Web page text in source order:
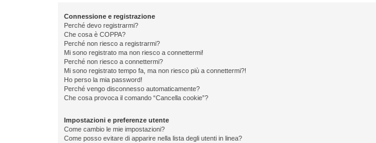
Connessione e registrazione
Perché devo registrarmi?
Che cosa è COPPA?
Perché non riesco a registrarmi?
Mi sono registrato ma non riesco a connettermi!
Perché non riesco a connettermi?
Mi sono registrato tempo fa, ma non riesco più a connettermi?!
Ho perso la mia password!
Perché vengo disconnesso automaticamente?
Che cosa provoca il comando “Cancella cookie”?
Impostazioni e preferenze utente
Come cambio le mie impostazioni?
Come posso evitare di apparire nella lista degli utenti in linea?